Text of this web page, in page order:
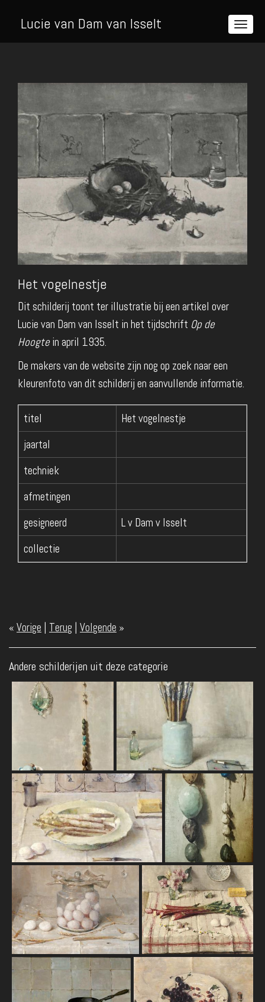
Lucie van Dam van Isselt
Het vogelnestje
Dit schilderij toont ter illustratie bij een artikel over
Lucie van Dam van Isselt in het tijdschrift Op de
Hoogtein april 1935.
De makers van de website zijn nog op zoek naar een
kleurenfoto van dit schilderij en aanvullende informatie.
titel
Het vogelnestje
jaartal
techniek
afmetingen
gesigneerd
L v Dam v Isselt
collectie
« Vorige | Terug | Volgende »
Andere schilderijen uit deze categorie